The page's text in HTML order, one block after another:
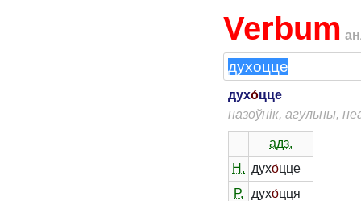
Verbum
духо́цце
назоўнік, агульны,
адз.
Н. духо́цце
Р.
духо́цця